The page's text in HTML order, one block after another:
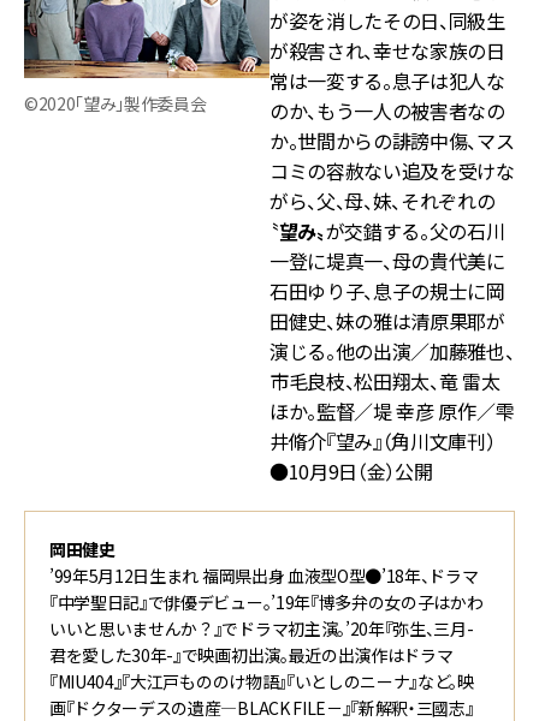
©2020「望み」製作委員会
が姿を消したその日、同級生
が殺害され、幸せな家族の日
常は一変する。息子は犯人な
のか、もう一人の被害者なの
か。世間からの誹謗中傷、マス
コミの容赦ない追及を受けな
がら、父、母、妹、それぞれの
〝望み〟が交錯する。父の石川
一登に堤真一、母の貴代美に
石田ゆり子、息子の規士に岡
田健史、妹の雅は清原果耶が
演じる。他の出演／加藤雅也、
市毛良枝、松田翔太、竜 雷太
ほか。監督／堤 幸彦 原作／雫
井脩介『望み』（角川文庫刊）
●10月9日（金）公開
岡田健史
’99年5月12日生まれ 福岡県出身 血液型O型●’18年、ドラマ
『中学聖日記』で俳優デビュー。’19年『博多弁の女の子はかわ
いいと思いませんか？』でドラマ初主演。’20年『弥生、三月-
君を愛した30年-』で映画初出演。最近の出演作はドラマ
『MIU404』『大江戸もののけ物語』『いとしのニーナ』など。映
画『ドクターデスの遺産―BLACK FILE－』『新解釈・三國志』